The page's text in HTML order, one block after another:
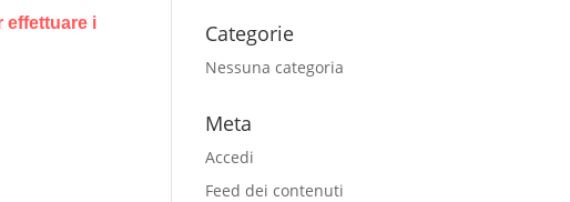
effettuare i
Categorie
Nessuna categoria
Meta
Accedi
Feed dei contenuti